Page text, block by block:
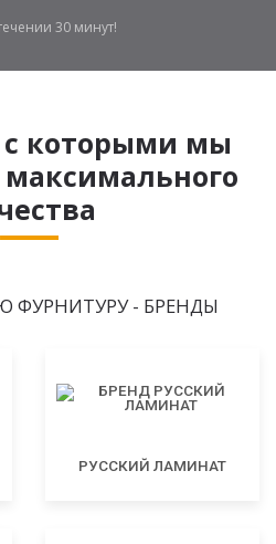
30 минут!
которыми мы
ФУРНИТУРУ - БРЕНДЫ
РУССКИЙ ЛАМИНАТ